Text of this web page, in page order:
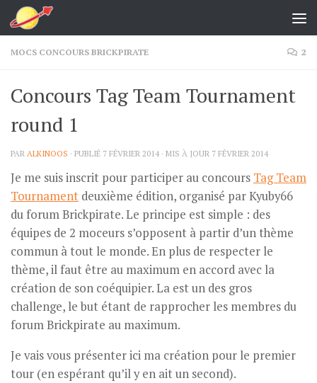
Skip to content
MOCS CONCOURS BRICKPIRATE 2
Concours Tag Team Tournament
round 1
PAR ALKINOOS · PUBLIÉ 7 FÉVRIER 2014 · MIS À JOUR 7 FÉVRIER 2014
Je me suis inscrit pour participer au concours Tag Team
Tournament deuxième édition, organisé par Kyuby66
du forum Brickpirate. Le principe est simple : des
équipes de 2 moceurs s’opposent à partir d’un thème
commun à tout le monde. En plus de respecter le
thème, il faut être au maximum en accord avec la
création de son coéquipier. La est un des gros
challenge, le but étant de rapprocher les membres du
forum Brickpirate au maximum.
Je vais vous présenter ici ma création pour le premier
tour (en espérant qu’il y en ait un second).